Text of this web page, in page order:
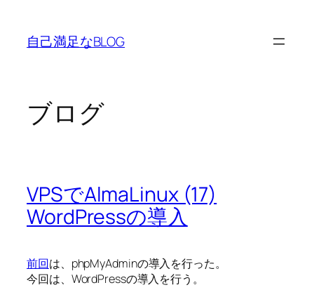
自己満足なBLOG
ブログ
VPSでAlmaLinux (17)
WordPressの導入
前回は、phpMyAdminの導入を行った。
今回は、WordPressの導入を行う。